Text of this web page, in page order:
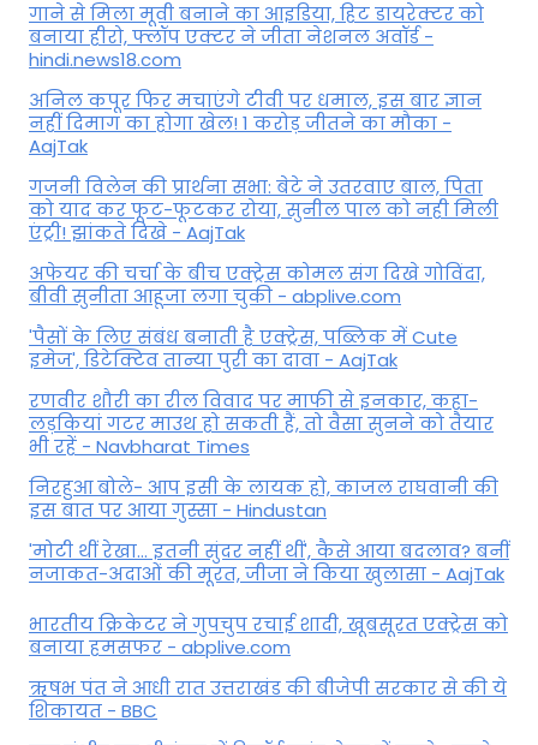
गाने से मिला मूवी बनाने का आइडिया, हिट डायरेक्टर को
बनाया हीरो, फ्लॉप एक्टर ने जीता नेशनल अवॉर्ड -
hindi.news18.com
अनिल कपूर फिर मचाएंगे टीवी पर धमाल, इस बार ज्ञान
नहीं दिमाग का होगा खेल! 1 करोड़ जीतने का मौका -
AajTak
गजनी विलेन की प्रार्थना सभा: बेटे ने उतरवाए बाल, पिता
को याद कर फूट-फूटकर रोया, सुनील पाल को नही मिली
एंट्री! झांकते दिखे - AajTak
अफेयर की चर्चा के बीच एक्ट्रेस कोमल संग दिखे गोविंदा,
बीवी सुनीता आहूजा लगा चुकी - abplive.com
'पैसों के लिए संबंध बनाती है एक्ट्रेस, पब्लिक में Cute
इमेज', डिटेक्टिव तान्या पुरी का दावा - AajTak
रणवीर शौरी का रील विवाद पर माफी से इनकार, कहा-
लड़कियां गटर माउथ हो सकती हैं, तो वैसा सुनने को तैयार
भी रहें - Navbharat Times
निरहुआ बोले- आप इसी के लायक हो, काजल राघवानी की
इस बात पर आया गुस्सा - Hindustan
'मोटी थीं रेखा... इतनी सुंदर नहीं थीं', कैसे आया बदलाव? बनीं
नजाकत-अदाओं की मूरत, जीजा ने किया खुलासा - AajTak
भारतीय क्रिकेटर ने गुपचुप रचाई शादी, खूबसूरत एक्ट्रेस को
बनाया हमसफर - abplive.com
ऋषभ पंत ने आधी रात उत्तराखंड की बीजेपी सरकार से की ये
शिकायत - BBC